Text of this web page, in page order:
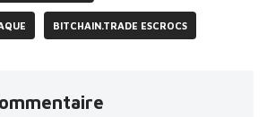
BITCHAIN.TRADE ESCROCS